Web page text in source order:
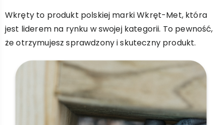
Wkręty to produkt polskiej marki Wkręt-Met, która
jest liderem na rynku w swojej kategorii. To pewność,
że otrzymujesz sprawdzony i skuteczny produkt.